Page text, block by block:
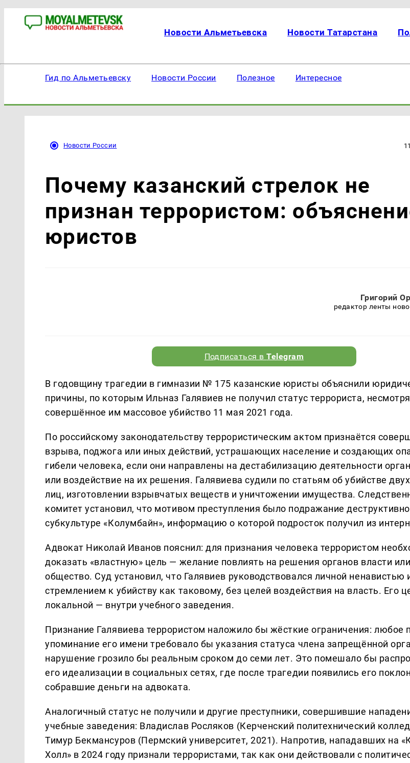
Новости Альметьевска Новости Татарстана
Гид по Альметьевску Новости России Полезное Интересное
Новости России
Почему казанский стрелок не
признан террористом:
юристов
Григорий
редактор ленты
Подписаться вTelegram
В годовщину трагедии в гимназии № 175 казанские юристы объяснили
причины, по которым Ильназ Галявиев не получил статус террориста,
совершённое им массовое убийство 11 мая 2021 года.
По российскому законодательству террористическим актом признаётся
взрыва, поджога или иных действий, устрашающих население и создающих
гибели человека, если они направлены на дестабилизацию деятельности
или воздействие на их решения. Галявиева судили по статьям об убийстве
лиц, изготовлении взрывчатых веществ и уничтожении имущества.
комитет установил, что мотивом преступления было подражание
субкультуре «Колумбайн», информацию о которой подросток получил из
Адвокат Николай Иванов пояснил: для признания человека террористом
доказать «властную» цель — желание повлиять на решения органов власти
общество. Суд установил, что Галявиев руководствовался личной ненавистью
стремлением к убийству как таковому, без целей воздействия на власть. Его
локальной — внутри учебного заведения.
Признание Галявиева террористом наложило бы жёсткие ограничения: любое
упоминание его имени требовало бы указания статуса члена запрещённой
нарушение грозило бы реальным сроком до семи лет. Это помешало бы
его идеализации в социальных сетях, где после трагедии появились его
собравшие деньги на адвоката.
Аналогичный статус не получили и другие преступники, совершившие
учебные заведения: Владислав Росляков (Керченский политехнический
Тимур Бекмансуров (Пермский университет, 2021). Напротив, нападавших на
Холл» в 2024 году признали террористами, так как они действовали с